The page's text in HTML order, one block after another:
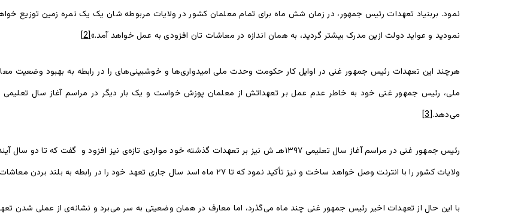
نمود. بربنیاد تعهدات رئیس جمهور، در زمان شش ماه برای تمام معلمان کشور در ولایات مربوطه شان یک یک نمره زمین توزیع
نمودید و عواید دولت ازین مدرک بیشتر گردید، به همان اندازه در معاشات تان افزودی به عمل خواهد آمد.»[2]
هرچند این تعهدات رئیس جمهور غنی در اوایل کار حکومت وحدت ملی امیدواری‌ها و خوشبینی‌های را در رابطه به بهبود وضعیت
می‌دهد.[3]
ولایات کشور را با انترنت وصل خواهد ساخت و نیز تأکید نمود که تا ۲۷ ماه اسد سال جاری تعهد خود را در رابطه به بلند بردن معاشات معلمان عملی خواهد کرد.
با این حال از تعهدات اخیر رئیس جمهور غنی چند ماه می‌گذرد، اما معارف در همان وضعیتی به سر می‌برد و نشانه‌ی از عملی شدن